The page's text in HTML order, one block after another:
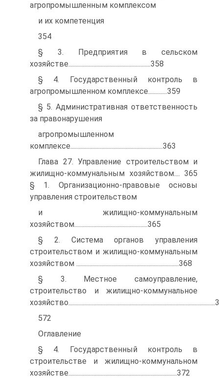
агропромышленным комплексом
и их компетенция
354
§ 3. Предприятия в сельском
хозяйстве........................................................358
§ 4. Государственный контроль в
агропромышленном комплексе.............359
§ 5. Административная ответственность
за правонарушения
агропромышленном
комплексе...............................................................363
Глава 27. Управление строительством и
жилищно-коммунальным хозяйством.... 365
§ 1. Организационно-правовые основы
управления строительством
и жилищно-коммунальным
хозяйством..................................................365
§ 2. Система органов управления
строительством и жилищно-коммунальным
хозяйством ......................................................................368
§ 3. Местное самоуправление,
строительство и жилищно-коммунальное
572
Оглавление
§ 4. Государственный контроль в
строительстве и жилищно-коммунальном
хозяйстве..........................................................................372